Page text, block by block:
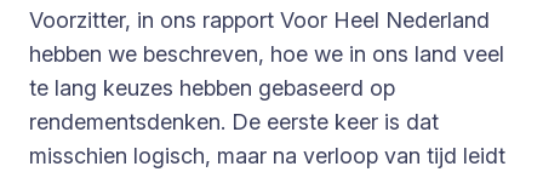
Voorzitter, in ons rapport Voor Heel Nederland
hebben we beschreven, hoe we in ons land veel
te lang keuzes hebben gebaseerd op
rendementsdenken. De eerste keer is dat
misschien logisch, maar na verloop van tijd leidt